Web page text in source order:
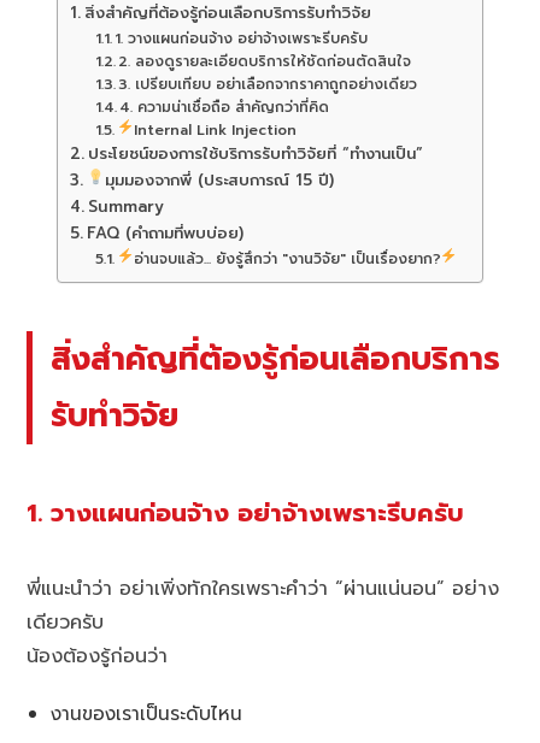
สิ่งสำคัญที่ต้องรู้ก่อนเลือกบริการรับทำวิจัย
1. วางแผนก่อนจ้าง อย่าจ้างเพราะรีบครับ
2. ลองดูรายละเอียดบริการให้ชัดก่อนตัดสินใจ
3. เปรียบเทียบ อย่าเลือกจากราคาถูกอย่างเดียว
4. ความน่าเชื่อถือ สำคัญกว่าที่คิด
Internal Link Injection
ประโยชน์ของการใช้บริการรับทำวิจัยที่ “ทำงานเป็น”
มุมมองจากพี่ (ประสบการณ์ 15 ปี)
Summary
FAQ (คำถามที่พบบ่อย)
อ่านจบแล้ว... ยังรู้สึกว่า "งานวิจัย" เป็นเรื่องยาก?
สิ่งสำคัญที่ต้องรู้ก่อนเลือกบริการ
รับทำวิจัย
1. วางแผนก่อนจ้าง อย่าจ้างเพราะรีบครับ
พี่แนะนำว่า อย่าเพิ่งทักใครเพราะคำว่า “ผ่านแน่นอน” อย่าง
เดียวครับ
น้องต้องรู้ก่อนว่า
งานของเราเป็นระดับไหน